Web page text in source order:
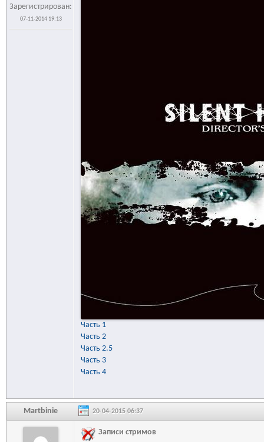
Зарегистрирован:
07-11-2014 19:13
Часть 1
Часть 2
Часть 2.5
Часть 3
Часть 4
Martbinie 20-04-2015 06:37
Записи стримов